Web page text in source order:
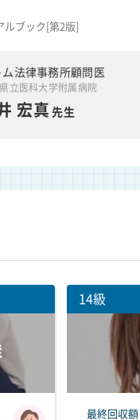
ルブック[第2版]
ム法律事務所顧問医
立医科大学附属病院
宏真 先生
14級
最終回収額